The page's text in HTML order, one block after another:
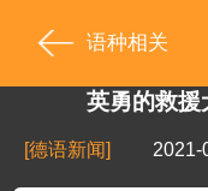
语种相关
英勇的救援
[德语新闻] 2021-